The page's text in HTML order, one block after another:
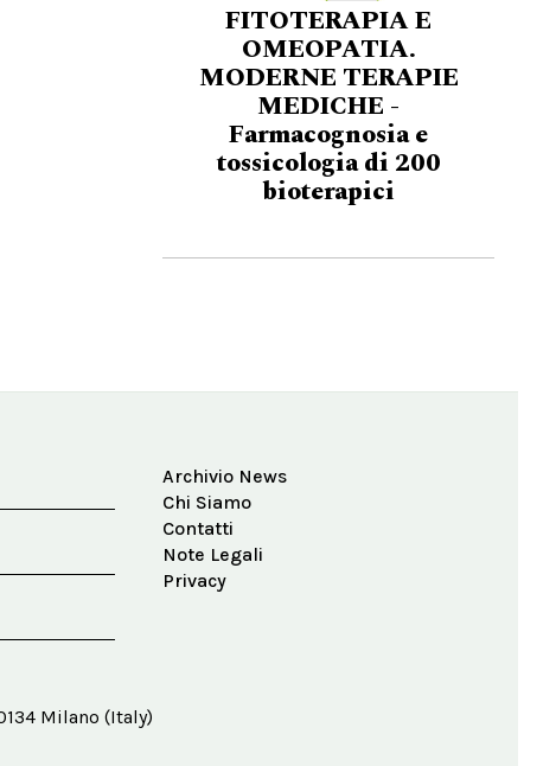
FITOTERAPIA E
OMEOPATIA.
MODERNE TERAPIE
MEDICHE -
Farmacognosia e
tossicologia di 200
bioterapici
Archivio News
Chi Siamo
Contatti
Note Legali
Privacy
Milano (Italy)